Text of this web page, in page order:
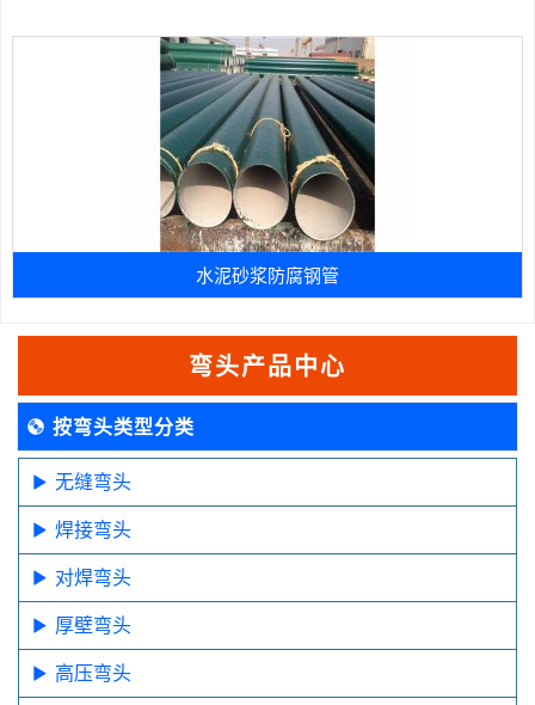
水泥砂浆防腐钢管
弯头产品中心
按弯头类型分类
无缝弯头
焊接弯头
对焊弯头
厚壁弯头
高压弯头